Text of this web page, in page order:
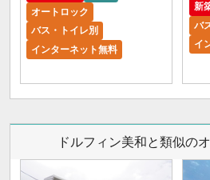
オートロック
バス・トイレ別
インターネット無料
新
バ
イ
ドルフィン美和と類似の